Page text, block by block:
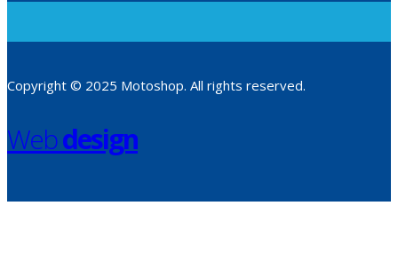
Copyright © 2025 Motoshop. All rights reserved.
Webdesign